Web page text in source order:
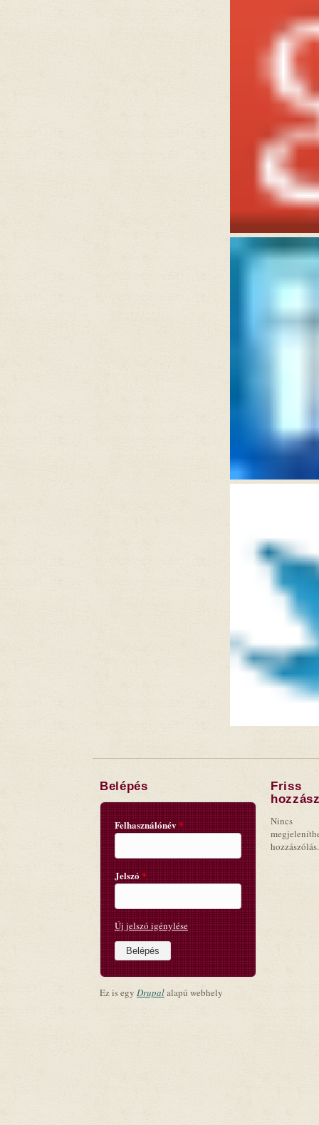
Belépés
Felhasználónév*
Jelszó*
Új jelszó igénylése
Friss
Nincs
hozzászólás.
Ez is egy Drupalalapú webhely